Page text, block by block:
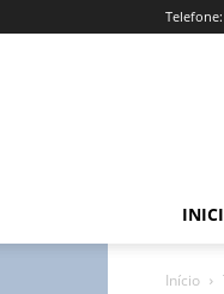
Telefone:
Início